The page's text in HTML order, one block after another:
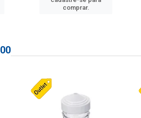
comprar.